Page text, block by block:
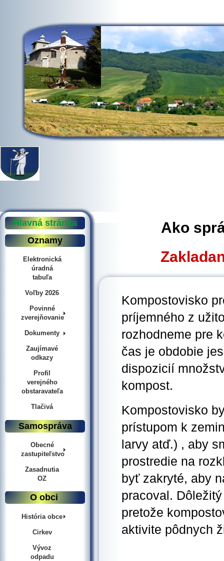
Hlavná stránka
Oznamy
Elektronická
úradná
tabuľa
Voľby 2026
Povinné
zverejňovanie
Dokumenty
Zaujímavé
odkazy
Profil
verejného
obstaravateľa
Tlačivá
Samospráva
Obecné
zastupiteľstvo
Zasadnutia
OZ
O obci
História obce
Cirkev
Vývoz
odpadu
Ako
Kompostovisko
príjemného z
rozhodneme pre
čas je obdobie
dispozicií
kompost.
Kompostovisko
prístupom k
larvy atď.) , aby
prostredie na
byť zakryté, aby
pracoval.
pretože
aktivite pôdnych